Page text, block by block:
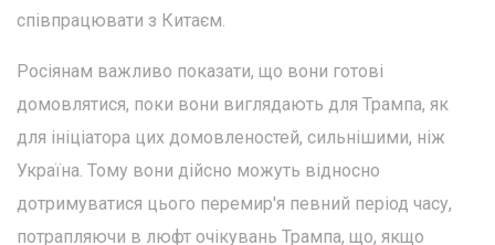
співпрацювати з Китаєм.
Росіянам важливо показати, що вони готові
домовлятися, поки вони виглядають для Трампа, як
для ініціатора цих домовленостей, сильнішими, ніж
Україна. Тому вони дійсно можуть відносно
дотримуватися цього перемир'я певний період часу,
потрапляючи в люфт очікувань Трампа, що, якщо